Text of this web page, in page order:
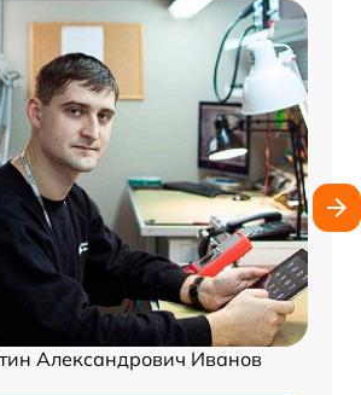
Александрович Иванов